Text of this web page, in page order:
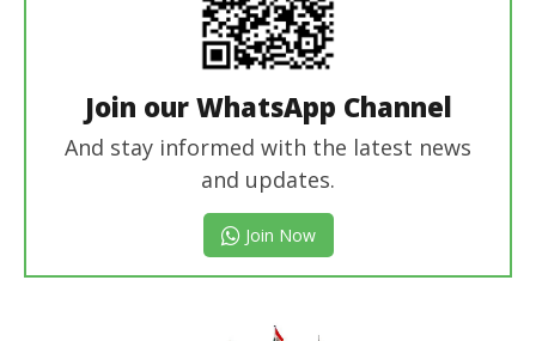
Join our WhatsApp Channel
And stay informed with the latest news
and updates.
Join Now